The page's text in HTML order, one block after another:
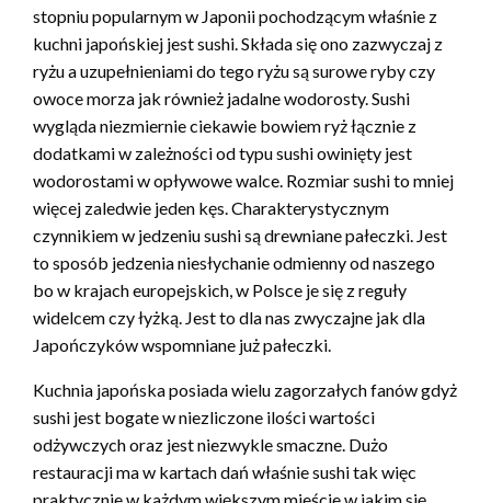
stopniu popularnym w Japonii pochodzącym właśnie z
kuchni japońskiej jest sushi. Składa się ono zazwyczaj z
ryżu a uzupełnieniami do tego ryżu są surowe ryby czy
owoce morza jak również jadalne wodorosty. Sushi
wygląda niezmiernie ciekawie bowiem ryż łącznie z
dodatkami w zależności od typu sushi owinięty jest
wodorostami w opływowe walce. Rozmiar sushi to mniej
więcej zaledwie jeden kęs. Charakterystycznym
czynnikiem w jedzeniu sushi są drewniane pałeczki. Jest
to sposób jedzenia niesłychanie odmienny od naszego
bo w krajach europejskich, w Polsce je się z reguły
widelcem czy łyżką. Jest to dla nas zwyczajne jak dla
Japończyków wspomniane już pałeczki.
Kuchnia japońska posiada wielu zagorzałych fanów gdyż
sushi jest bogate w niezliczone ilości wartości
odżywczych oraz jest niezwykle smaczne. Dużo
restauracji ma w kartach dań właśnie sushi tak więc